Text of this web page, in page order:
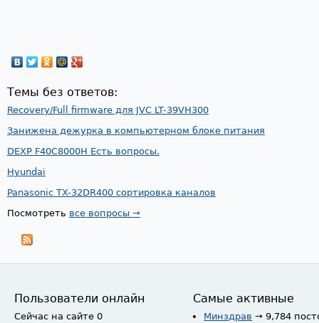
Темы без ответов:
Recovery/Full firmware для JVC LT-39VH300
Занижена дежурка в компьютерном блоке питания
DEXP F40C8000H Есть вопросы.
Hyundai
Panasonic TX-32DR400 сортировка каналов
Посмотреть все вопросы →
Пользователи онлайн
Сейчас на сайте 0
Самые активные
Минздрав → 9,784